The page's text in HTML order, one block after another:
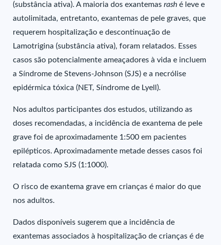
(substância ativa). A maioria dos exantemasrash é leve e
autolimitada, entretanto, exantemas de pele graves, que
requerem hospitalização e descontinuação de
Lamotrigina (substância ativa), foram relatados. Esses
casos são potencialmente ameaçadores à vida e incluem
a Síndrome de Stevens-Johnson (SJS) e a necrólise
epidérmica tóxica (NET, Síndrome de Lyell).
Nos adultos participantes dos estudos, utilizando as
doses recomendadas, a incidência de exantema de pele
grave foi de aproximadamente 1:500 em pacientes
epilépticos. Aproximadamente metade desses casos foi
relatada como SJS (1:1000).
O risco de exantema grave em crianças é maior do que
nos adultos.
Dados disponíveis sugerem que a incidência de
exantemas associados à hospitalização de crianças é de